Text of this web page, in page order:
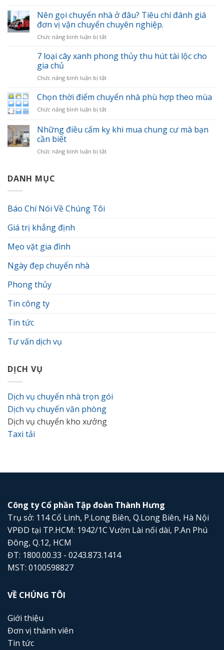
hợp
kinh
nghiệm
chuyển
nhanh
gọn
khoa
Nên gọi chuyển nhà ở đâu? Tiêu chí đánh giá
đơn vị vận chuyển chuyên nghiệp.
Chức năng bình luận bị tắtở
gọi
chuyển
ở
Tiêu
chí
đánh
đơn
chuyển
7 loại cây xanh phong thủy thu hút tài lộc cho
gia chủ
Chức năng bình luận bị tắtở
loại
cây
xanh
thủy
thu
tài
Chọn thời điểm chuyển nhà phù hợp theo mùa
Chức năng bình luận bị tắtở
thời
điểm
nhà
Những điều cấm kỵ khi mua chung cư mà bạn
cần biết
Chức năng bình luận bị tắtở
DANH MỤC
Báo Chí Nói Về Chúng Tôi
Giá trị khẳng định
Mẹo vặt gia đình
Ngày đẹp chuyển nhà
Phong thủy
Tin công ty
Tin tức
Tư vấn dịch vụ
DỊCH VỤ
Dịch vụ chuyển nhà trọn gói
Dịch vụ chuyển văn phòng
Dịch vụ chuyển kho xưởng
Taxi tải
Công ty Cổ phần Tập đoàn Thành Hưng
Trụ sở: 114 Cổ Linh, P.Long Biên, Q.Long Biên, Hà Nội
VPĐD tại TP.HCM: 1942/1C Vườn Lài nối dài, P.An Phú
Đông, Q.12, HCM
ĐT: 1800.00.33 - 0243.873.1414
MST: 0100598827
VỀ CHÚNG TÔI
Giới thiệu
Đơn vị thành viên
Tin tức